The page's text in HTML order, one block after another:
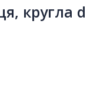
кругла d